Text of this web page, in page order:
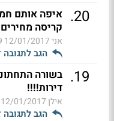
20
. איפה אותם
קריסה מחירים
אני12/01/2017 23:49
הגב לתגובה
19
. בשורה
דירות!!!!
אילן12/01/2017 21:46
הגב לתגובה